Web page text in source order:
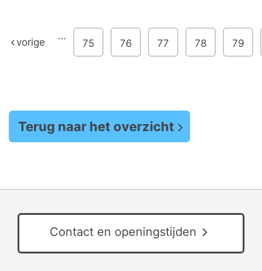
vorige
…
75 76 77 78 79
Terug naar het overzicht
Contact en openingstijden